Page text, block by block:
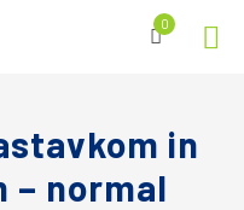
0
in
– normal